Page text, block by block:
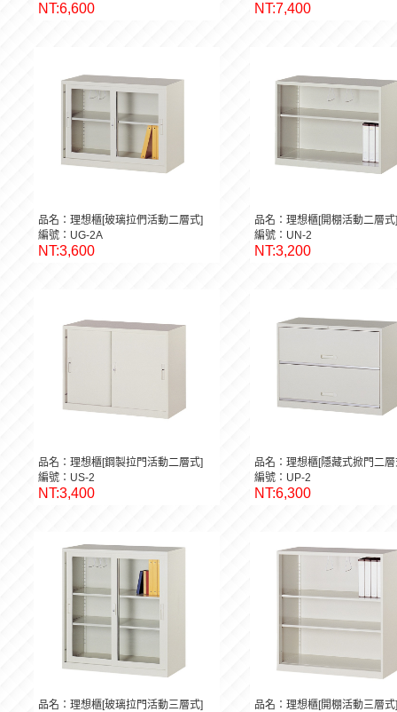
NT:6,600 NT:7,400
品名：理想櫃[玻璃拉們活動二層式]
編號：UG-2A
NT:3,600
品名：理想櫃[開棚活動二層式]
編號：UN-2
NT:3,200
品名：理想櫃[鋼製拉門活動二層式]
編號：US-2
NT:3,400
品名：理想櫃[隱藏式掀門二層
編號：UP-2
NT:6,300
品名：理想櫃[玻璃拉門活動三層式]
品名：理想櫃[開棚活動三層式]